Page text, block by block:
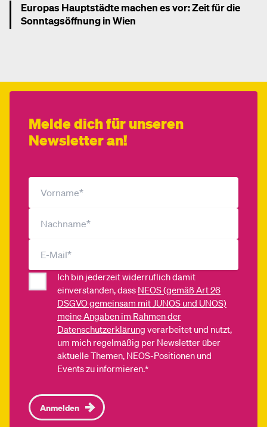
Europas Hauptstädte machen es vor: Zeit für die
Sonntagsöffnung in Wien
Melde dich für unseren
Newsletter an!
Ich bin jederzeit widerruflich damit
einverstanden, dass NEOS (gemäß Art 26
DSGVO gemeinsam mit JUNOS und UNOS)
meine Angaben im Rahmen der
Datenschutzerklärung verarbeitet und nutzt,
um mich regelmäßig per Newsletter über
aktuelle Themen, NEOS-Positionen und
Events zu informieren.*
Anmelden